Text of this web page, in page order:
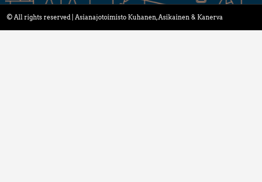
© All rights reserved | Asianajotoimisto Kuhanen, Asikainen & Kanerva